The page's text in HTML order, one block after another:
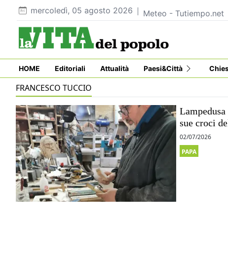
mercoledì, 05 agosto 2026 Meteo - Tutiempo.net
HOME Editoriali Attualità Paesi&Città
FRANCESCO TUCCIO
sue croci
02/07/2026
PAPA